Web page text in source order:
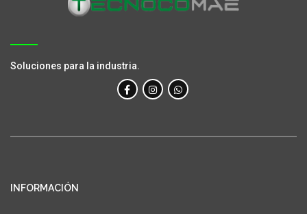
Soluciones para la industria.
INFORMACIÓN